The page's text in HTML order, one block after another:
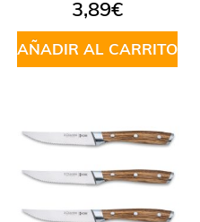
en4.82
de 5
3,89€
AÑADIR AL CARRITO